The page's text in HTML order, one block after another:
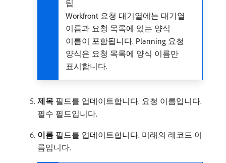
팁
Workfront 요청 대기열에는 대기열
이름과 요청 목록에 있는 양식
이름이 포함됩니다. Planning 요청
양식은 요청 목록에 양식 이름만
표시합니다.
제목 필드를 업데이트합니다. 요청 이름입니다.
필수 필드입니다.
이름 필드를 업데이트합니다. 미래의 레코드 이
름입니다.